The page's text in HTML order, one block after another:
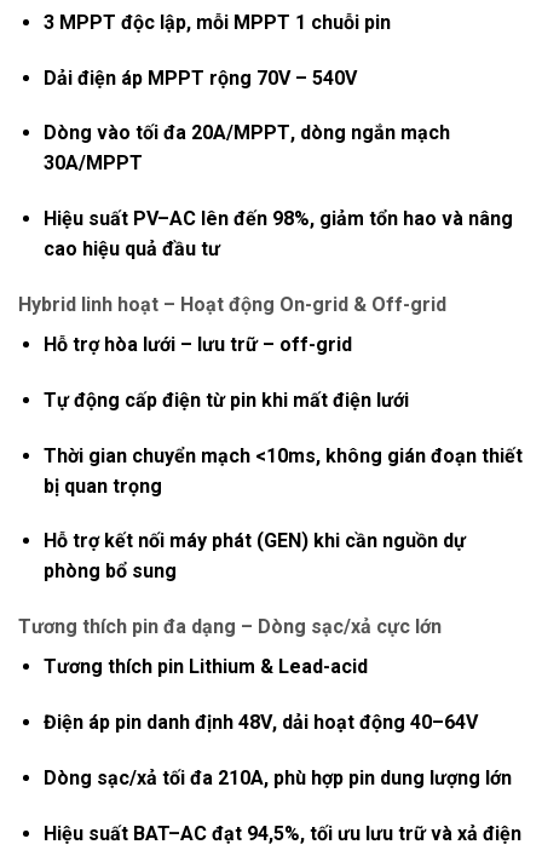
3 MPPT độc lập, mỗi MPPT 1 chuỗi pin
Dải điện áp MPPT rộng 70V – 540V
Dòng vào tối đa 20A/MPPT, dòng ngắn mạch
30A/MPPT
Hiệu suất PV–AC lên đến 98%, giảm tổn hao và nâng
cao hiệu quả đầu tư
Hybrid linh hoạt – Hoạt động On-grid & Off-grid
Hỗ trợ hòa lưới – lưu trữ – off-grid
Tự động cấp điện từ pin khi mất điện lưới
Thời gian chuyển mạch <10ms, không gián đoạn thiết
bị quan trọng
Hỗ trợ kết nối máy phát (GEN)khi cần nguồn dự
phòng bổ sung
Tương thích pin đa dạng – Dòng sạc/xả cực lớn
Tương thích pin Lithium & Lead-acid
Điện áp pin danh định 48V, dải hoạt động 40–64V
Dòng sạc/xả tối đa 210A, phù hợp pin dung lượng lớn
Hiệu suất BAT–AC đạt 94,5%, tối ưu lưu trữ và xả điện